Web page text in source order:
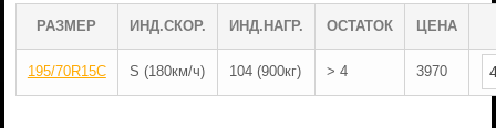
РАЗМЕР ИНД.СКОР. ИНД.НАГР. ОСТАТОК ЦЕНА
195/70R15C S (180км/ч) 104 (900кг) > 4 3970